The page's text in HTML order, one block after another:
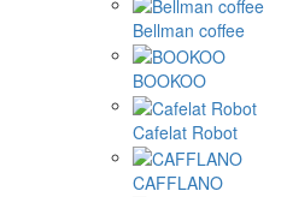
Bellman coffee
BOOKOO
Cafelat Robot
CAFFLANO